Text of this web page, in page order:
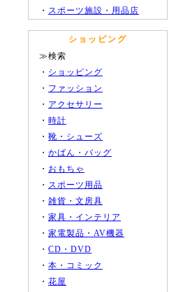
・ スポーツ施設・用品店
ショッピング
≫検索
・ ショッピング
・ ファッション
・ アクセサリー
・ 時計
・ 靴・シューズ
・ かばん・バッグ
・ おもちゃ
・ スポーツ用品
・ 雑貨・文房具
・ 家具・インテリア
・ 家電製品・AV機器
・ CD・DVD
・ 本・コミック
・ 花屋